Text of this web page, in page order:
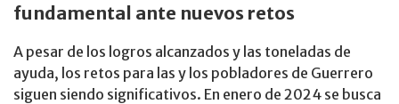
fundamental ante nuevos retos
A pesar de los logros alcanzados y las toneladas de
ayuda, los retos para las y los pobladores de Guerrero
siguen siendo significativos. En enero de 2024 se busca